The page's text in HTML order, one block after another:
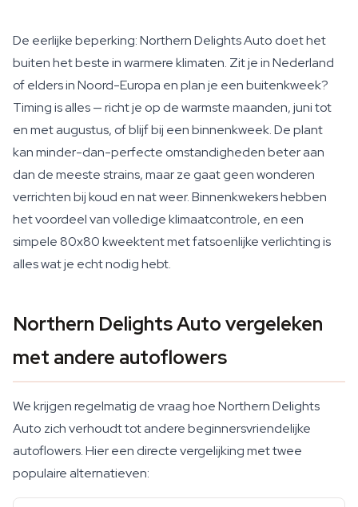
De eerlijke beperking: Northern Delights Auto doet het
buiten het beste in warmere klimaten. Zit je in Nederland
of elders in Noord-Europa en plan je een buitenkweek?
Timing is alles — richt je op de warmste maanden, juni tot
en met augustus, of blijf bij een binnenkweek. De plant
kan minder-dan-perfecte omstandigheden beter aan
dan de meeste strains, maar ze gaat geen wonderen
verrichten bij koud en nat weer. Binnenkwekers hebben
het voordeel van volledige klimaatcontrole, en een
simpele 80x80 kweektent met fatsoenlijke verlichting is
alles wat je echt nodig hebt.
Northern Delights Auto vergeleken
met andere autoflowers
We krijgen regelmatig de vraag hoe Northern Delights
Auto zich verhoudt tot andere beginnersvriendelijke
autoflowers. Hier een directe vergelijking met twee
populaire alternatieven: